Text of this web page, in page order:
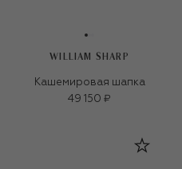
WILLIAM SHARP
Кашемировая шапка
49 150 ₽